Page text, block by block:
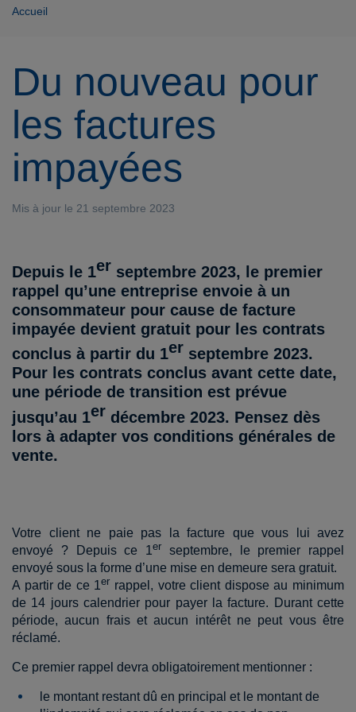
Accueil
Du nouveau pour
les factures
impayées
Mis à jour le 21 septembre 2023
Depuis le 1er septembre 2023, le premier
rappel qu’une entreprise envoie à un
consommateur pour cause de facture
impayée devient gratuit pour les contrats
conclus à partir du 1er septembre 2023.
Pour les contrats conclus avant cette date,
une période de transition est prévue
jusqu’au 1er décembre 2023. Pensez dès
lors à adapter vos conditions générales de
vente.
Votre client ne paie pas la facture que vous lui avez
envoyé ? Depuis ce 1er septembre, le premier rappel
envoyé sous la forme d’une mise en demeure sera gratuit.
A partir de ce 1er rappel, votre client dispose au minimum
de 14 jours calendrier pour payer la facture. Durant cette
période, aucun frais et aucun intérêt ne peut vous être
réclamé.
Ce premier rappel devra obligatoirement mentionner :
le montant restant dû en principal et le montant de